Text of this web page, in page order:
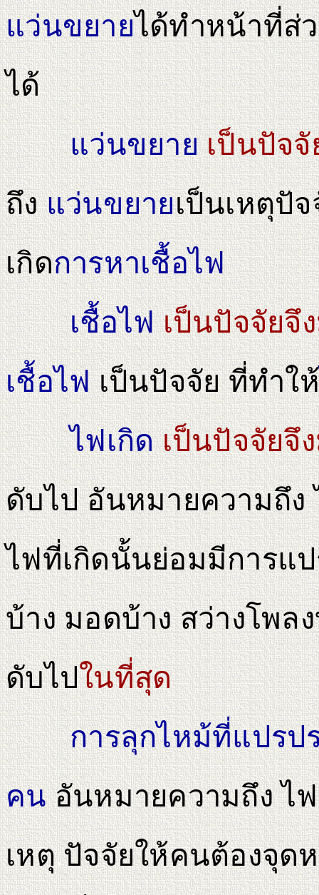
แว่นขยายได้ทําหน้าที่ส่
ได้
แว่นขยายเป็นปัจจั
ถึงแว่นขยายเป็นเหตุปั
เกิดการหาเชื้อไฟ
เชื้อไฟเป็นปัจจัยจึ
เชื้อไฟเป็นปัจจัย ที่ทําให้
ไฟเกิดเป็นปัจจัยจึ
ดับไป อันหมายความถึง
ไฟที่เกิดนั้นย่อมมีการแ
บ้าง มอดบ้าง สว่างโพล
ดับไปในที่สุด
การลุกไหม้ที่แปรป
คนอันหมายความถึง ไ
เหตุ.ปัจจัยให้คนต้องจุดห